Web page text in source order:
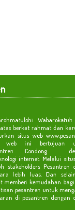
berkat rahmat dan
situs web
web ini bertujuan
Condong
internet. Melalui
stakeholders Pesantren
lebih luas. Dan
memberi kemudahan
pesantren untuk
di pesantren dengan